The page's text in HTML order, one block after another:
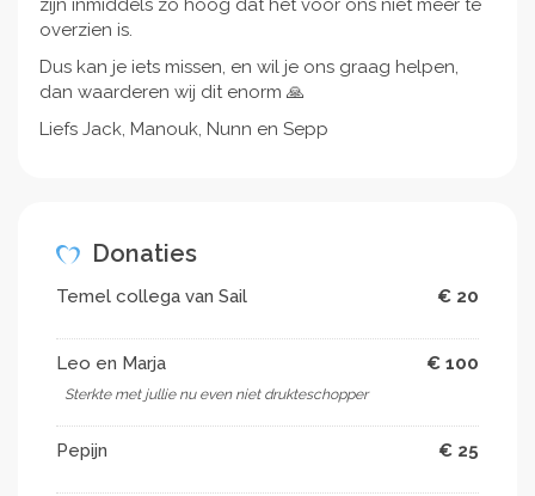
zijn inmiddels zo hoog dat het voor ons niet meer te
overzien is.
Dus kan je iets missen, en wil je ons graag helpen,
dan waarderen wij dit enorm 🙏
Liefs Jack, Manouk, Nunn en Sepp
Donaties
Temel collega van Sail € 20
Leo en Marja € 100
Sterkte met jullie nu even niet drukteschopper
Pepijn € 25